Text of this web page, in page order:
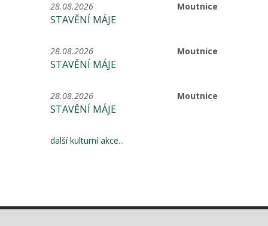
Moutnice
28.08.2026
STAVĚNÍ MÁJE
Moutnice
28.08.2026
STAVĚNÍ MÁJE
Moutnice
28.08.2026
STAVĚNÍ MÁJE
další kulturní akce...